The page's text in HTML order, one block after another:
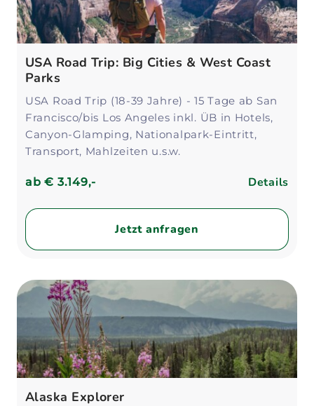
USA Road Trip: Big Cities & West Coast
Parks
USA Road Trip (18-39 Jahre) - 15 Tage ab San
Francisco/bis Los Angeles inkl. ÜB in Hotels,
Canyon-Glamping, Nationalpark-Eintritt,
Transport, Mahlzeiten u.s.w.
ab€ 3.149,- Details
Jetzt anfragen
Alaska Explorer